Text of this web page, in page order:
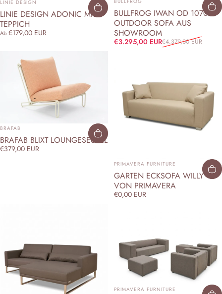
LINIE DESIGN
LINIE DESIGN ADONIC MIST
TEPPICH
Ab €179,00 EUR
BULLFROG IWAN OD 1070
OUTDOOR SOFA AUS
SHOWROOM
Verkaufspreis
€3.295,00 EUR
Normaler Preis€4.379,00 EUR
ANBIETER:
BRAFAB
BRAFAB BLIXT LOUNGESESSEL
€379,00 EUR
ANBIETER:
PRIMAVERA FURNITURE
GARTEN ECKSOFA WILLY
VON PRIMAVERA
€0,00 EUR
ANBIETER:
PRIMAVERA FURNITURE